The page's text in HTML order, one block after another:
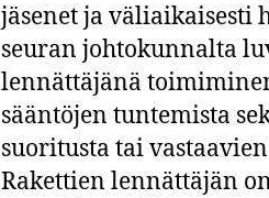
jäsenet ja väliaikaisesti
seuran johtokunnalta
lennättäjänä
sääntöjen tuntemista
suoritusta tai
Rakettien lennättäjän